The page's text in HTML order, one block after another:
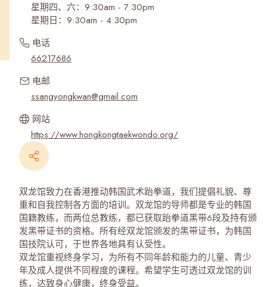
星期四、六：9:30am - 7:30pm
星期日：9:30am - 4:30pm
电话
66217686
电邮
ssangyongkwan@gmail.com
网站
https://www.hongkongtaekwondo.org/
双龙馆致力在香港推动韩国武术跆拳道，我们提倡礼貌、尊
重和自我控制各方面的培训。双龙馆的导师都是专业的韩国
国籍教练，而两位总教练，都已获取跆拳道黑带6段及持有颁
发黑带证书的资格。所有经双龙馆颁发的黑带证书，为韩国
国技院认可，于世界各地具有认受性。
双龙馆重视终身学习，为所有不同年龄和能力的儿童、青少
年及成人提供不同程度的课程。希望学生可透过双龙馆的训
练，达致身心健康，终身受益。